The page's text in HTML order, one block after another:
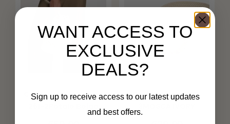
Cut-out bucket bag
Braided belt 252-
WANT ACCESS TO
EXCLUSIVE
DEALS?
Sign up to receive access to our latest updates
and best offers.